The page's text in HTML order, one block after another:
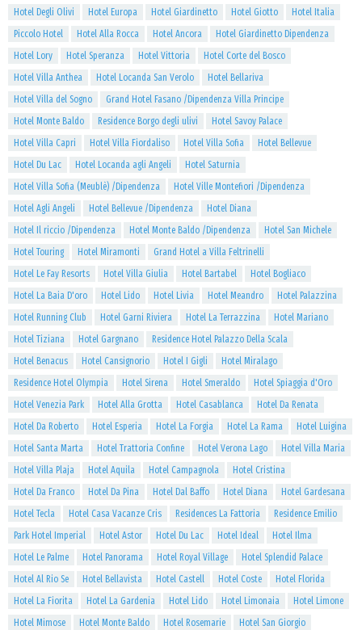
Hotel Degli Olivi
Hotel Europa Hotel Giardinetto Hotel Giotto
Hotel Italia
Piccolo Hotel
Hotel Alla Rocca Hotel Ancora
Hotel Giardinetto Dipendenza
Hotel Lory
Hotel Speranza Hotel Vittoria
Hotel Corte del Bosco
Hotel Villa Anthea
Hotel Locanda San Verolo
Hotel Bellariva
Hotel Villa del Sogno
Grand Hotel Fasano /Dipendenza Villa Principe
Hotel Monte Baldo
Residence Borgo degli ulivi
Hotel Savoy Palace
Hotel Villa Capri
Hotel Villa Fiordaliso Hotel Villa Sofia
Hotel Bellevue
Hotel Du Lac
Hotel Locanda agli Angeli
Hotel Saturnia
Hotel Villa Sofia (Meublè) /Dipendenza
Hotel Ville Montefiori /Dipendenza
Hotel Agli Angeli
Hotel Bellevue /Dipendenza
Hotel Diana
Hotel Il riccio /Dipendenza
Hotel Monte Baldo /Dipendenza
Hotel San Michele
Hotel Touring
Hotel Miramonti
Grand Hotel a Villa Feltrinelli
Hotel Le Fay Resorts
Hotel Villa Giulia Hotel Bartabel
Hotel Bogliaco
Hotel La Baia D'oro
Hotel Lido Hotel Livia Hotel Meandro
Hotel Palazzina
Hotel Running Club
Hotel Garni Riviera Hotel La Terrazzina
Hotel Mariano
Hotel Tiziana
Hotel Gargnano
Residence Hotel Palazzo Della Scala
Hotel Benacus
Hotel Cansignorio Hotel I Gigli
Hotel Miralago
Residence Hotel Olympia
Hotel Sirena Hotel Smeraldo
Hotel Spiaggia d'Oro
Hotel Venezia Park
Hotel Alla Grotta Hotel Casablanca
Hotel Da Renata
Hotel Da Roberto
Hotel Esperia Hotel La Forgia Hotel La Rama
Hotel Luigina
Hotel Santa Marta
Hotel Trattoria Confine Hotel Verona Lago
Hotel Villa Maria
Hotel Villa Plaja
Hotel Aquila Hotel Campagnola
Hotel Cristina
Hotel Da Franco
Hotel Da Pina Hotel Dal Baffo Hotel Diana
Hotel Gardesana
Hotel Tecla
Hotel Casa Vacanze Cris Residences La Fattoria
Residence Emilio
Park Hotel Imperial
Hotel Astor Hotel Du Lac Hotel Ideal
Hotel Ilma
Hotel Le Palme
Hotel Panorama Hotel Royal Village
Hotel Splendid Palace
Hotel Al Rio Se
Hotel Bellavista Hotel Castell Hotel Coste
Hotel Florida
Hotel La Fiorita
Hotel La Gardenia Hotel Lido Hotel Limonaia
Hotel Limone
Hotel Mimose
Hotel Monte Baldo Hotel Rosemarie
Hotel San Giorgio